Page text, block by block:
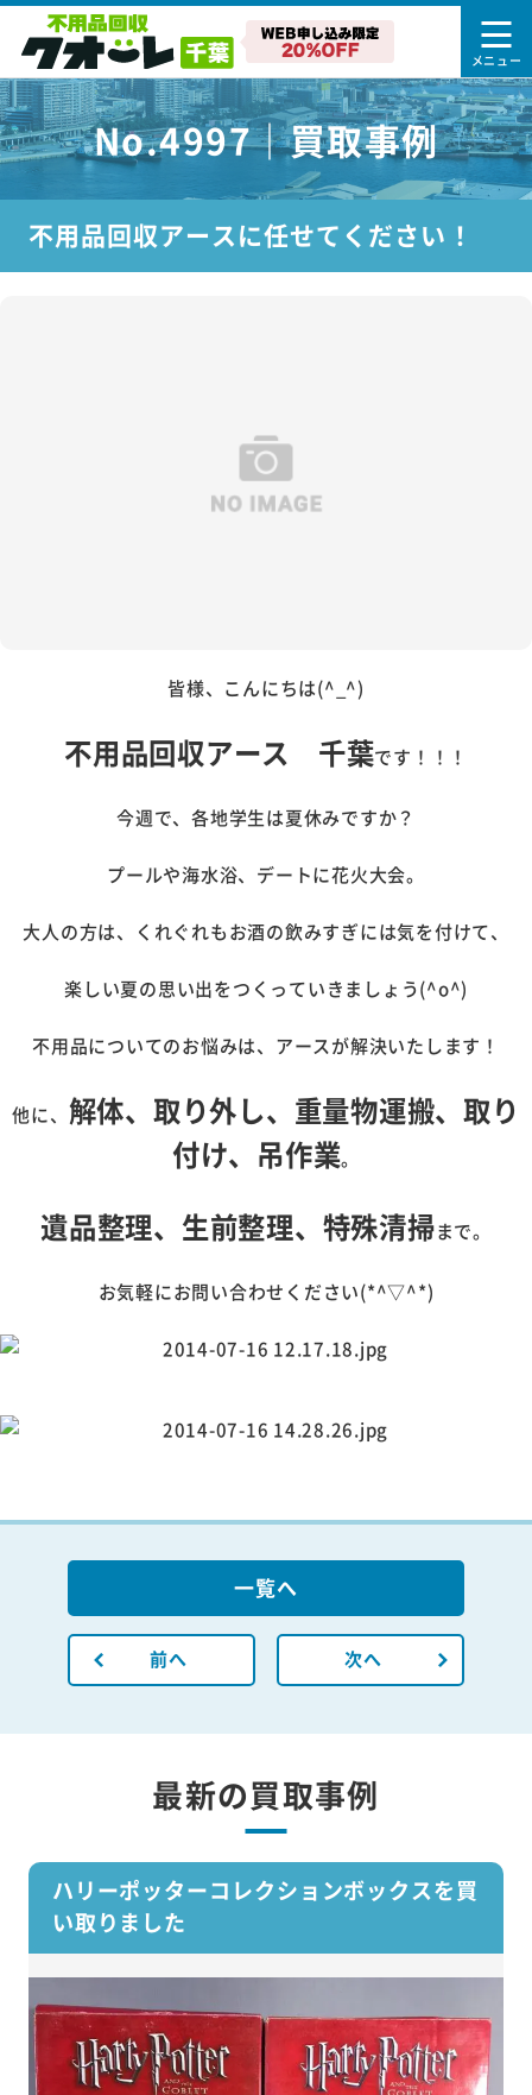
No.4997｜買取事例
不用品回収アースに任せてください！
皆様、こんにちは(^_^)
不用品回収アース 千葉です！！！
今週で、各地学生は夏休みですか？
プールや海水浴、デートに花火大会。
大人の方は、くれぐれもお酒の飲みすぎには気を付けて、
楽しい夏の思い出をつくっていきましょう(^o^)
不用品についてのお悩みは、アースが解決いたします！
他に、 解体、取り外し、重量物運搬、取り
付け、吊作業。
遺品整理、生前整理、特殊清掃まで。
お気軽にお問い合わせください(*^▽^*)
前へ
一覧へ
次へ
最新の買取事例
ハリーポッターコレクションボックスを買
い取りました